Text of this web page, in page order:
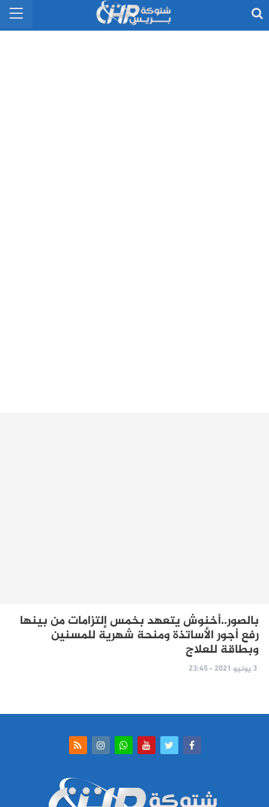
بالصور..أخنوش يتعهد بخمس إلتزامات من بينها
رفع أجور الأساتذة ومنحة شهرية للمسنين
وبطاقة للعلاج
3 يونيو 2021 - 23:45